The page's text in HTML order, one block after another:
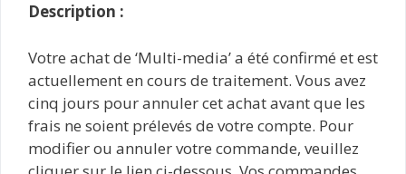
Description :
Votre achat de ‘Multi-media’ a été confirmé et est
actuellement en cours de traitement. Vous avez
cinq jours pour annuler cet achat avant que les
frais ne soient prélevés de votre compte. Pour
modifier ou annuler votre commande, veuillez